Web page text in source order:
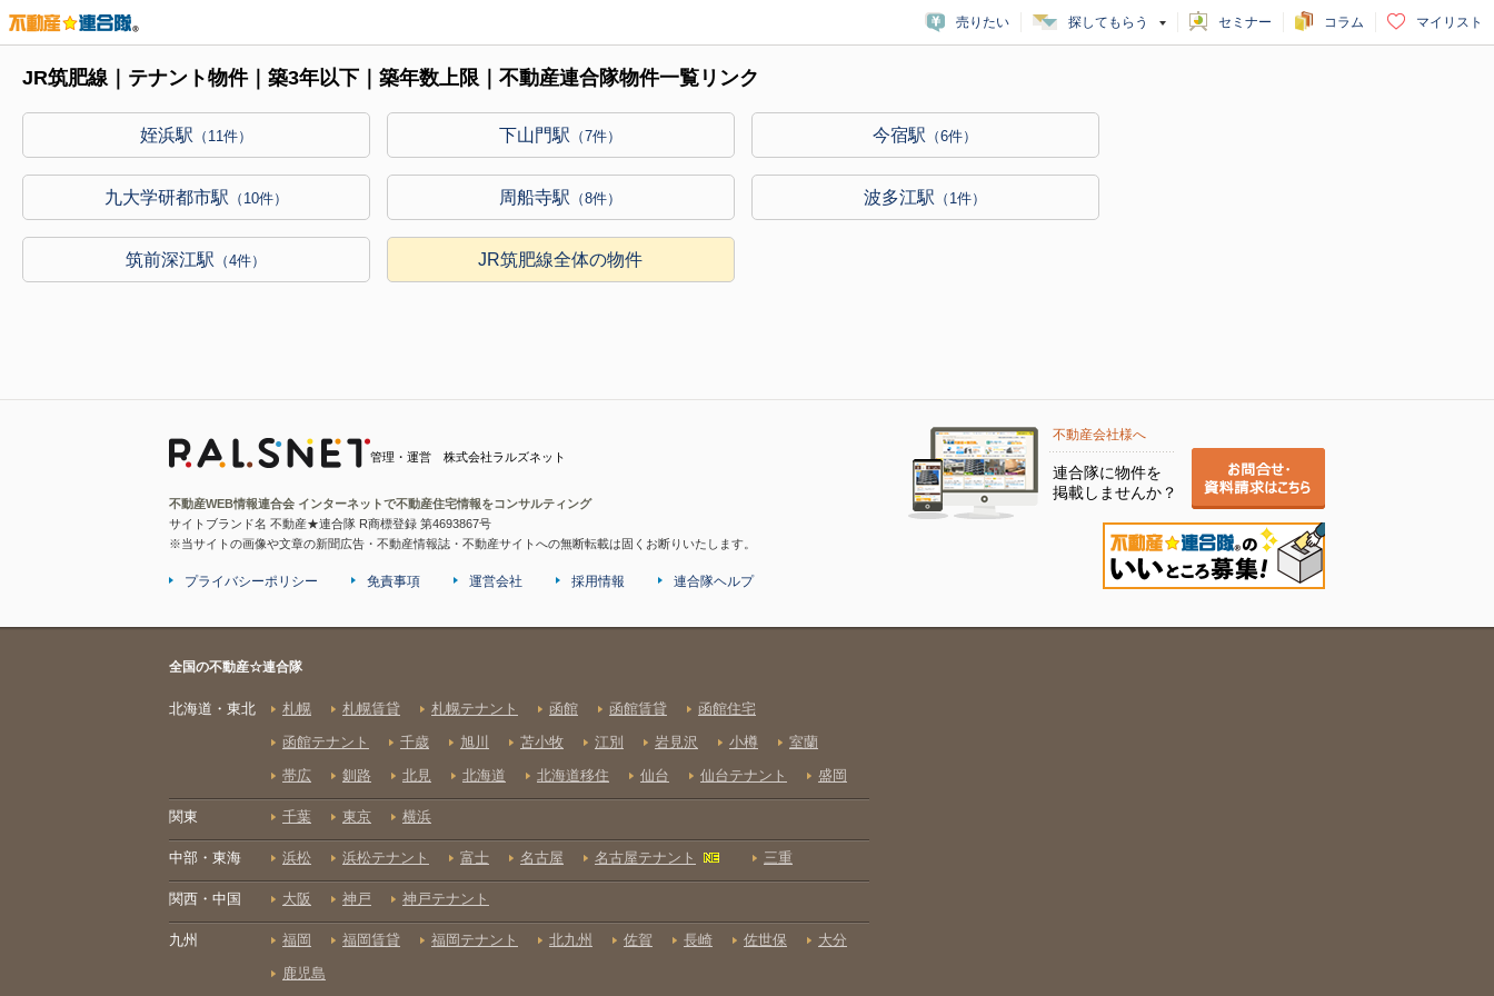
売りたい 探してもらう セミナー コラム マイリスト
JR筑肥線｜テナント物件｜築3年以下｜築年数上限｜不動産連合隊物件一覧リンク
姪浜駅 （11件） 下山門駅 （7件） 今宿駅 （6件）
九大学研都市駅 （10件） 周船寺駅 （8件） 波多江駅 （1件）
筑前深江駅 （4件） JR筑肥線全体の物件
管理・運営 株式会社ラルズネット
不動産WEB情報連合会 インターネットで不動産住宅情報をコンサルティング
サイトブランド名 不動産★連合隊 R商標登録 第4693867号
※当サイトの画像や文章の新聞広告・不動産情報誌・不動産サイトへの無断転載は固くお断りいたします。
不動産会社様へ
連合隊に物件を
掲載しませんか？
プライバシーポリシー 免責事項 運営会社 採用情報 連合隊ヘルプ